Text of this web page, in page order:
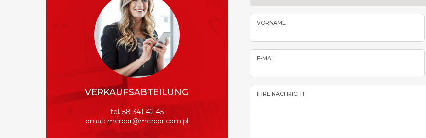
VERKAUFSABTEILUNG
tel. 58 341 42 45
email: mercor@mercor.com.pl
VORNAME
E-MAIL
IHRE NACHRICHT